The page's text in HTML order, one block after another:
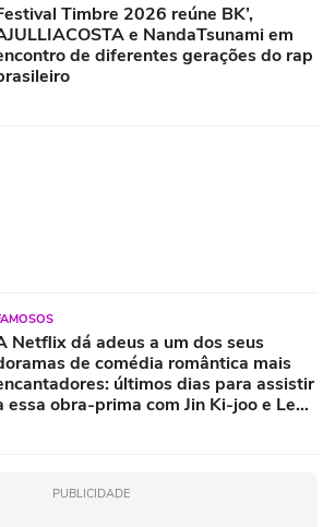
Timbre 2026 reúne BK’,
e NandaTsunami em
de diferentes gerações do rap
Netflix dá adeus a um dos seus
de comédia romântica mais
últimos dias para assistir
essa obra-prima com Jin Ki-joo e Lee
PUBLICIDADE